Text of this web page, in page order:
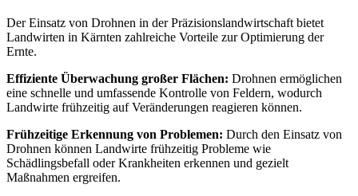
Der Einsatz von Drohnen in der Präzisionslandwirtschaft bietet
Landwirten in Kärnten zahlreiche Vorteile zur Optimierung der
Ernte.
Effiziente Überwachung großer Flächen: Drohnen ermöglichen
eine schnelle und umfassende Kontrolle von Feldern, wodurch
Landwirte frühzeitig auf Veränderungen reagieren können.
Frühzeitige Erkennung von Problemen: Durch den Einsatz von
Drohnen können Landwirte frühzeitig Probleme wie
Schädlingsbefall oder Krankheiten erkennen und gezielt
Maßnahmen ergreifen.